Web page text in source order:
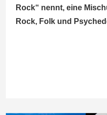
Rock“ nennt, eine
Rock, Folk und